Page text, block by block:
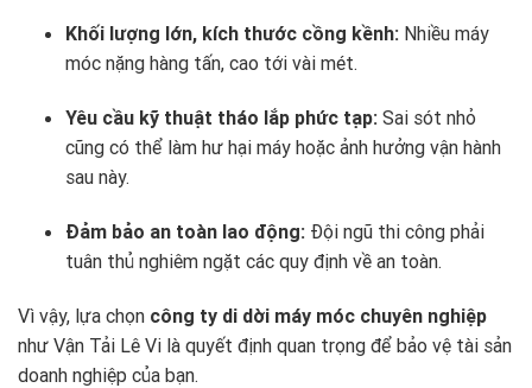
Khối lượng lớn, kích thước cồng kềnh: Nhiều máy
móc nặng hàng tấn, cao tới vài mét.
Yêu cầu kỹ thuật tháo lắp phức tạp: Sai sót nhỏ
cũng có thể làm hư hại máy hoặc ảnh hưởng vận hành
sau này.
Đảm bảo an toàn lao động: Đội ngũ thi công phải
tuân thủ nghiêm ngặt các quy định về an toàn.
Vì vậy, lựa chọn công ty di dời máy móc chuyên nghiệp
như Vận Tải Lê Vi là quyết định quan trọng để bảo vệ tài sản
doanh nghiệp của bạn.